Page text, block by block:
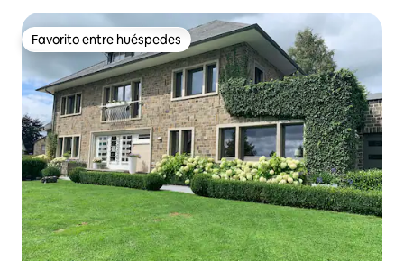
Favorito entre huéspedes
Favorito entre huéspedes